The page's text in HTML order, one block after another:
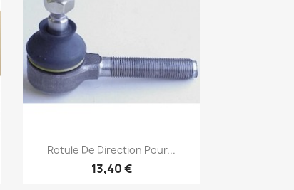
 Aperçu rapide
Rotule De Direction Pour...
13,40 €